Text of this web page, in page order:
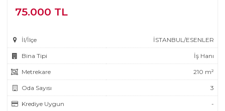
75.000 TL
İl/İlçe İSTANBUL/ESENLER
Bina Tipi İş Hanı
Metrekare 210 m²
Oda Sayısı 3
Krediye Uygun -